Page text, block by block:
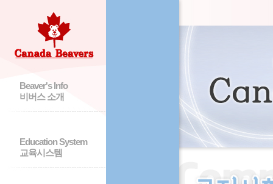
Beaver's Info
비버스 소개
Education System
교육시스템